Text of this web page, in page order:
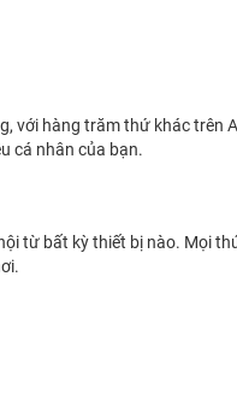
với hàng trăm thứ khác trên
cá nhân của bạn.
từ bất kỳ thiết bị nào. Mọi